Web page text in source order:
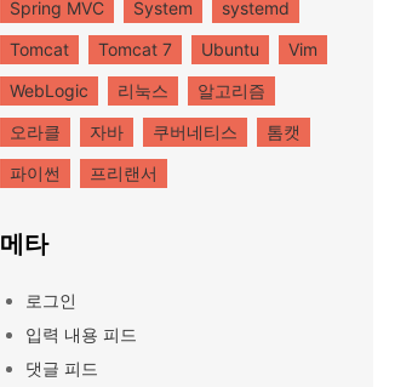
Spring MVC
System
systemd
Tomcat
Tomcat 7 Ubuntu
Vim
WebLogic
리눅스
알고리즘
오라클
자바 쿠버네티스
톰캣
파이썬
프리랜서
메타
로그인
입력 내용 피드
댓글 피드